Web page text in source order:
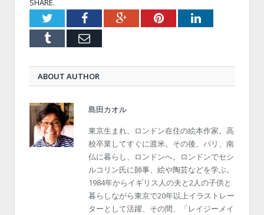
SHARE.
TwitterFacebookGoogle+PinterestLinkedIn
Tumblr Email
ABOUT AUTHOR
島田カオル
東京生まれ、ロンドン在住の絵本作家。高
校卒業してすぐに渡米。その後、パリ、南
仏に暮らし、ロンドンへ。ロンドンでセシ
ルコリン氏に師事、絵や陶芸などを学ぶ。
1984年からイギリス人の夫と2人の子供と
暮らしながら東京で20年以上イラストレー
ターとして活躍、その間、「レイジーメイ